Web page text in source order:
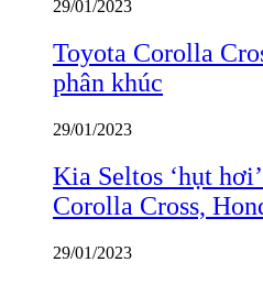
29/01/2023
Toyota Corolla
phân khúc
29/01/2023
Kia Seltos ‘hụt
Corolla Cross,
29/01/2023